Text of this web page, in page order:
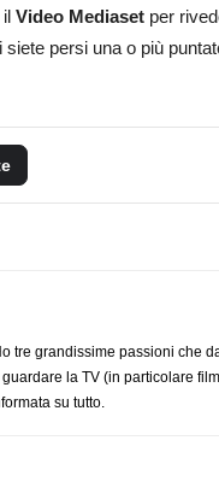
Video Mediaset per
siete persi una o più
tre grandissime passioni che
la TV (in particolare
su tutto.